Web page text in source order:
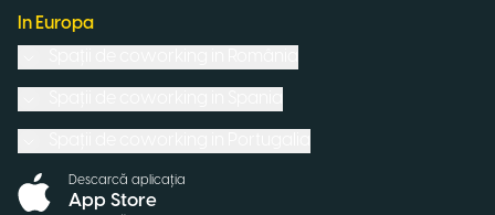
In Europa
Descarcă aplicația
App Store